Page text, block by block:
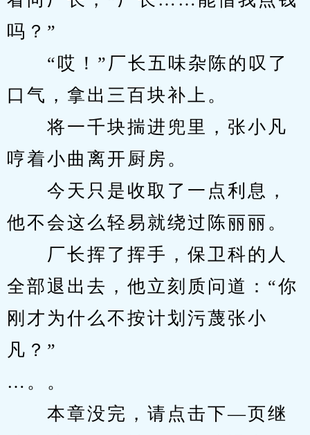
吗？”
“哎！”厂长五味杂陈的叹了
口气，拿出三百块补上。
将一千块揣进兜里，张小凡
哼着小曲离开厨房。
今天只是收取了一点利息，
他不会这么轻易就绕过陈丽丽。
厂长挥了挥手，保卫科的人
全部退出去，他立刻质问道：“你
刚才为什么不按计划污蔑张小
凡？”
…。。
本章没完，请点击下—页继